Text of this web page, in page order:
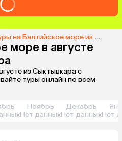
на Балтийское море из Сыктывкара
море в августе
из Сыктывкара с
туры онлайн по всем
Ноябрь
Нет данных
Декабрь
Нет данныхНет